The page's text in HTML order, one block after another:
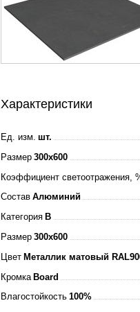
Характеристики
Ед. изм. шт.
Размер 300x600
Коэффициент светоотражения,
Состав Алюминий
Категория B
Размер 300x600
Цвет Металлик матовый
Кромка Board
Влагостойкость 100%